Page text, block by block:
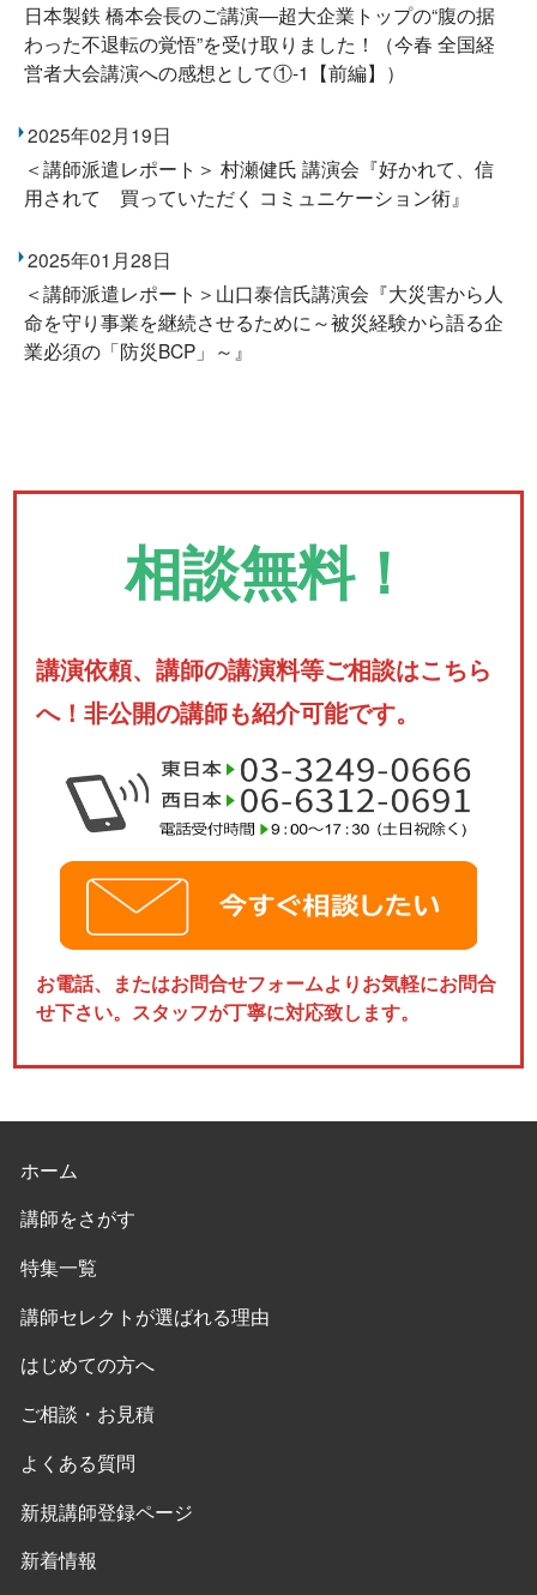
日本製鉄 橋本会長のご講演―超大企業トップの“腹の据
わった不退転の覚悟”を受け取りました！（今春 全国経
営者大会講演への感想として①-1【前編】）
2025年02月19日
＜講師派遣レポート＞ 村瀬健氏 講演会『好かれて、信
用されて 買っていただく コミュニケーション術』
2025年01月28日
＜講師派遣レポート＞山口泰信氏講演会『大災害から人
命を守り事業を継続させるために～被災経験から語る企
業必須の「防災BCP」～』
相談無料！
講演依頼、講師の講演料等ご相談はこちら
へ！非公開の講師も紹介可能です。
お電話、またはお問合せフォームよりお気軽にお問合
せ下さい。スタッフが丁寧に対応致します。
ホーム
講師をさがす
特集一覧
講師セレクトが選ばれる理由
はじめての方へ
ご相談・お見積
よくある質問
新規講師登録ページ
新着情報